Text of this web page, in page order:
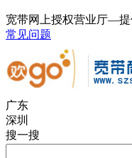
宽带网上授权营业厅—
常见问题
广东
深圳
搜一搜